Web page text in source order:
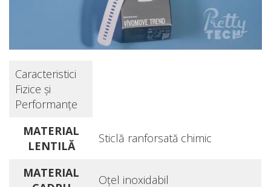
Caracteristici
Fizice şi
Performanţe
MATERIAL
LENTILĂ
Sticlă ranforsată chimic
MATERIAL
Oţel inoxidabil